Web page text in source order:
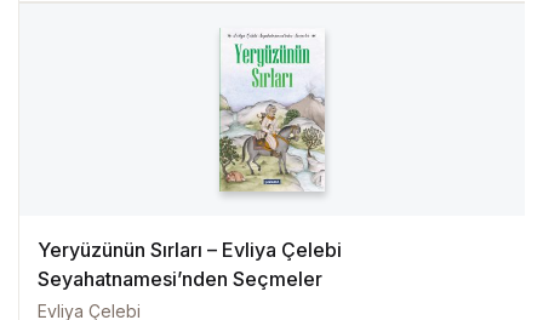
Yeryüzünün Sırları – Evliya Çelebi
Seyahatnamesi’nden Seçmeler
Evliya Çelebi